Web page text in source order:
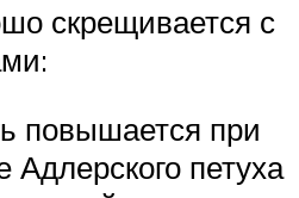
скрещивается с
повышается при
Адлерского петуха